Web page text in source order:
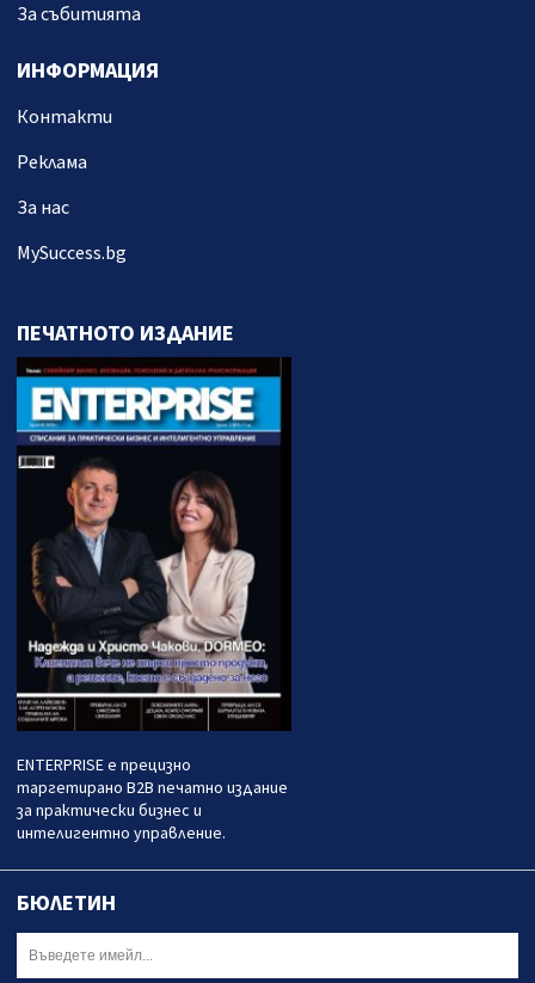
За събитията
ИНФОРМАЦИЯ
Контакти
Реклама
За нас
MySuccess.bg
ПЕЧАТНОТО ИЗДАНИЕ
ENTERPRISE е прецизно
таргетирано B2B печатно издание
за практически бизнес и
интелигентно управление.
БЮЛЕТИН